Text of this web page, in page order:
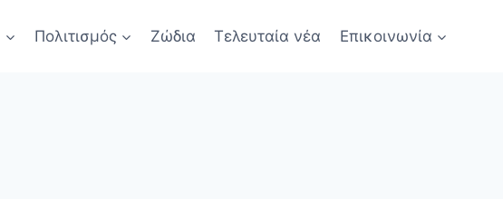
Πολιτισμός Ζώδια Τελευταία νέα Επικοινωνία